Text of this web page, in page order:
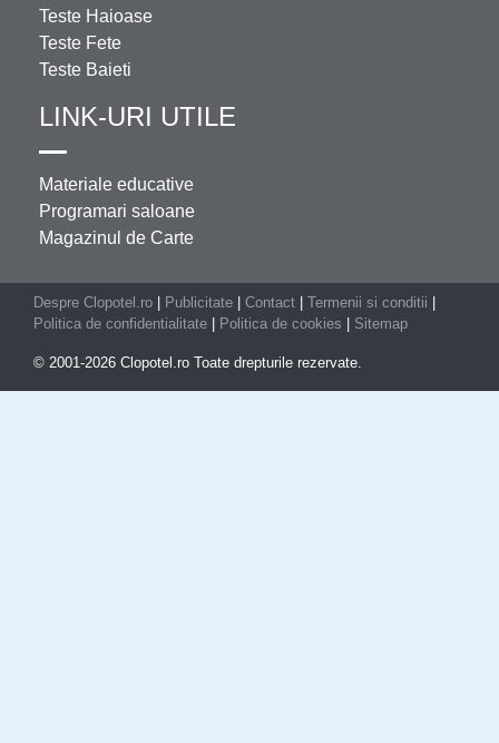
Teste Haioase
Teste Fete
Teste Baieti
LINK-URI UTILE
Materiale educative
Programari saloane
Magazinul de Carte
Despre Clopotel.ro Publicitate Contact Termenii si conditii
Politica de confidentialitate
Politica de cookies Sitemap
© 2001-2026 Clopotel.ro Toate drepturile rezervate.